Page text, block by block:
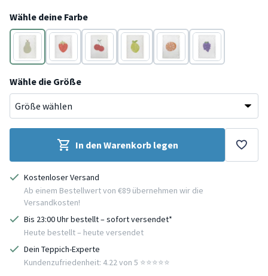
Wähle deine Farbe
Grün Rot Rot Gelb Orange Violett
Wähle die Größe
In den Warenkorb legen
Kostenloser Versand
Ab einem Bestellwert von €89 übernehmen wir die
Versandkosten!
Bis 23:00 Uhr bestellt – sofort versendet*
Heute bestellt – heute versendet
Dein Teppich-Experte
Kundenzufriedenheit: 4.22 von 5 ⭐️⭐️⭐️⭐️⭐️